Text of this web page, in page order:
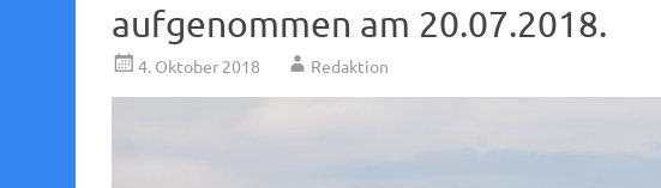
aufgenommen am 20.07.2018.
4. Oktober 2018 Redaktion